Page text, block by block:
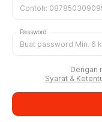
Password
Dengan
Syarat &